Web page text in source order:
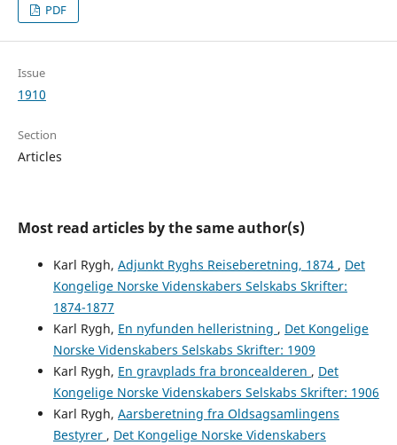
PDF
Issue
1910
Section
Articles
Most read articles by the same author(s)
Karl Rygh, Adjunkt Ryghs Reiseberetning, 1874 , Det
Kongelige Norske Videnskabers Selskabs Skrifter:
1874-1877
Karl Rygh, En nyfunden helleristning , Det Kongelige
Norske Videnskabers Selskabs Skrifter: 1909
Karl Rygh, En gravplads fra broncealderen , Det
Kongelige Norske Videnskabers Selskabs Skrifter: 1906
Karl Rygh, Aarsberetning fra Oldsagsamlingens
Bestyrer , Det Kongelige Norske Videnskabers